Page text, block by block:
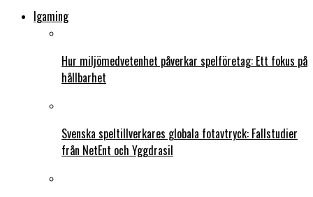
Igaming
Hur miljömedvetenhet påverkar spelföretag: Ett fokus på
hållbarhet
Svenska speltillverkares globala fotavtryck: Fallstudier
från NetEnt och Yggdrasil